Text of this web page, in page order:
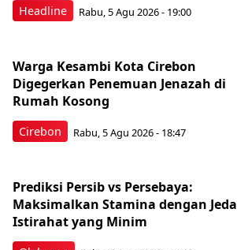
Headline Rabu, 5 Agu 2026 - 19:00
Cirebon
Warga Kesambi Kota Cirebon
Digegerkan Penemuan Jenazah di
Rumah Kosong
Rabu, 5 Agu 2026 - 18:47
Prediksi Persib vs Persebaya:
Maksimalkan Stamina dengan Jeda
Istirahat yang Minim